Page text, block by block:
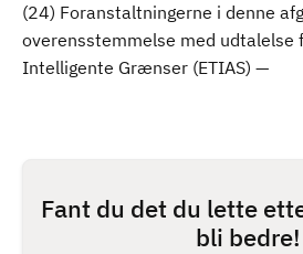
(24) Foranstaltningerne i denne
overensstemmelse med udtalelse
Intelligente Grænser (ETIAS) —
Fant du det du lette
bli bedre!